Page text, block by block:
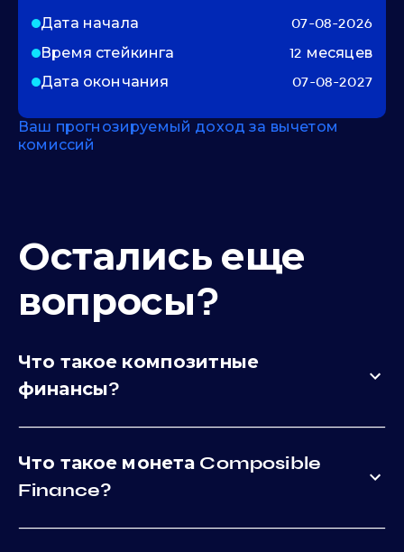
Дата начала
07-08-2026
Время стейкинга
12 месяцев
Дата окончания
07-08-2027
Ваш прогнозируемый доход за вычетом
комиссий
Остались еще
вопросы?
Что такое композитные
финансы?
Что такое монета Composible
Finance?